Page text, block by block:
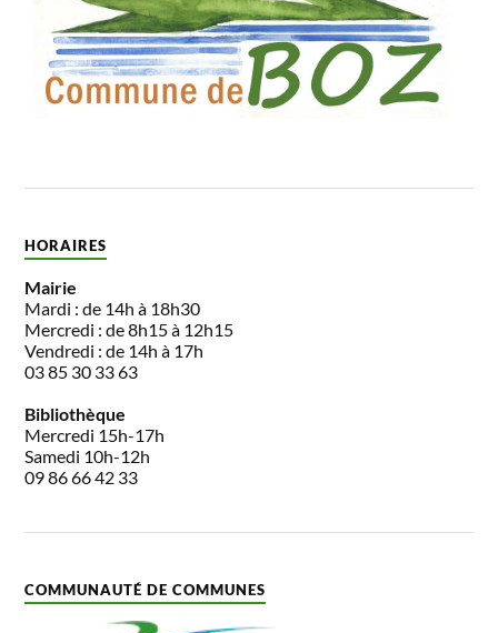
HORAIRES
Mairie
Mardi : de 14h à 18h30
Mercredi : de 8h15 à 12h15
Vendredi : de 14h à 17h
03 85 30 33 63
Bibliothèque
Mercredi 15h-17h
Samedi 10h-12h
09 86 66 42 33
COMMUNAUTÉ DE COMMUNES